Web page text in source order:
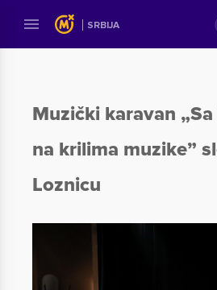
SRBIJA
Muzički karavan
na krilima muzike”
Loznicu